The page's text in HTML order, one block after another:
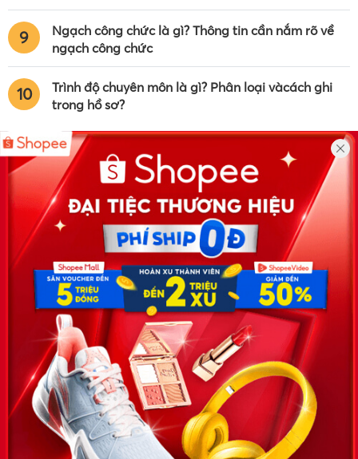
9
Ngạch công chức là gì? Thông tin cần nắm rõ về
ngạch công chức
10
Trình độ chuyên môn là gì? Phân loại vàcách ghi
trong hồ sơ?
Công ty TNHH Eyeplus Online
Địa chỉ: Số 81, ngõ 68, đường Cầu Giấy, Tổ 05, Phường Quan
Hoa, Quận Cầu Giấy, TP Hà Nội, Việt Nam
SĐT: 0981 448 766
Email:hotro@timviec.com.vn
VỀ CHÚNG TÔI
News.timviec.com.vn là website cung cấp thông tin liên quan đến
nhân sự, nghề nghiệp do Timviec.com.vn vận hành nhằm giúp
doanh nghiệp, nhân sự tuyển dụng, người đi làm, người tìm việc
cập nhật thông tin và đáp ứng được mong muốn của mình.
KẾT NỐI